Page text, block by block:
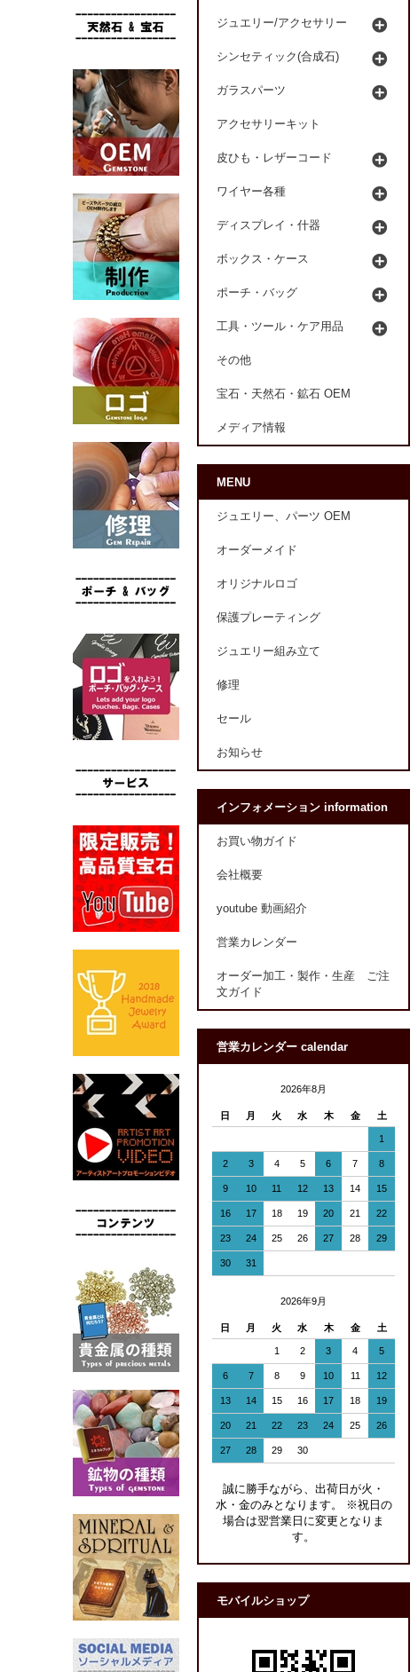
ジュエリー/アクセサリー
シンセティック(合成石)
ガラスパーツ
アクセサリーキット
皮ひも・レザーコード
ワイヤー各種
ディスプレイ・什器
ボックス・ケース
ポーチ・バッグ
工具・ツール・ケア用品
その他
宝石・天然石・鉱石 OEM
メディア情報
MENU
ジュエリー、パーツ OEM
オーダーメイド
オリジナルロゴ
保護プレーティング
ジュエリー組み立て
修理
セール
お知らせ
インフォメーション information
お買い物ガイド
会社概要
youtube 動画紹介
営業カレンダー
オーダー加工・製作・生産 ご注
文ガイド
営業カレンダー calendar
2026年8月
日 月 火 水 木 金 土
1
2 3 4 5 6 7 8
9 10 11 12 13 14 15
16 17 18 19 20 21 22
23 24 25 26 27 28 29
30 31
2026年9月
日 月 火 水 木 金 土
1 2 3 4 5
6 7 8 9 10 11 12
13 14 15 16 17 18 19
20 21 22 23 24 25 26
27 28 29 30
誠に勝手ながら、出荷日が火・
水・金のみとなります。 ※祝日の
場合は翌営業日に変更となりま
す。
モバイルショップ